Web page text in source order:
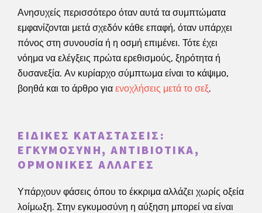
Ανησυχείς περισσότερο όταν αυτά τα συμπτώματα
εμφανίζονται μετά σχεδόν κάθε επαφή, όταν υπάρχει
πόνος στη συνουσία ή η οσμή επιμένει. Τότε έχει
νόημα να ελέγξεις πρώτα ερεθισμούς, ξηρότητα ή
δυσανεξία. Αν κυρίαρχο σύμπτωμα είναι το κάψιμο,
βοηθά και το άρθρο για ενοχλήσεις μετά το σεξ.
ΕΙΔΙΚΈΣ ΚΑΤΑΣΤΆΣΕΙΣ:
ΕΓΚΥΜΟΣΎΝΗ, ΑΝΤΙΒΙΟΤΙΚΆ,
ΟΡΜΟΝΙΚΈΣ ΑΛΛΑΓΈΣ
Υπάρχουν φάσεις όπου το έκκριμα αλλάζει χωρίς οξεία
λοίμωξη. Στην εγκυμοσύνη η αύξηση μπορεί να είναι